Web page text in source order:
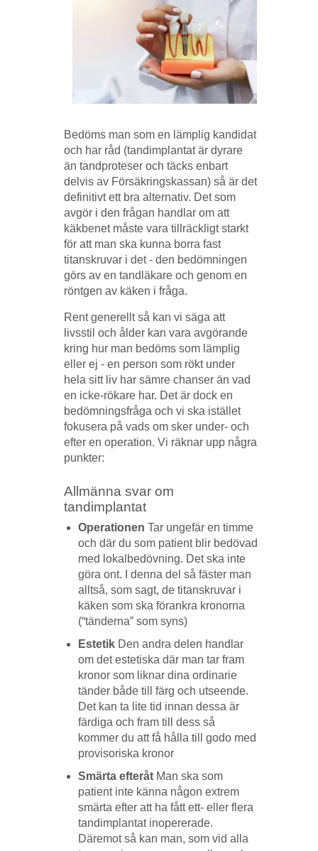
Bedöms man som en lämplig kandidat
och har råd (tandimplantat är dyrare
än tandproteser och täcks enbart
delvis av Försäkringskassan) så är det
definitivt ett bra alternativ. Det som
avgör i den frågan handlar om att
käkbenet måste vara tillräckligt starkt
för att man ska kunna borra fast
titanskruvar i det - den bedömningen
görs av en tandläkare och genom en
röntgen av käken i fråga.
Rent generellt så kan vi säga att
livsstil och ålder kan vara avgörande
kring hur man bedöms som lämplig
eller ej - en person som rökt under
hela sitt liv har sämre chanser än vad
en icke-rökare har. Det är dock en
bedömningsfråga och vi ska istället
fokusera på vads om sker under- och
efter en operation. Vi räknar upp några
punkter:
Allmänna svar om
tandimplantat
OperationenTar ungefär en timme
och där du som patient blir bedövad
med lokalbedövning. Det ska inte
göra ont. I denna del så fäster man
alltså, som sagt, de titanskruvar i
käken som ska förankra kronorna
(“tänderna” som syns)
Estetik Den andra delen handlar
om det estetiska där man tar fram
kronor som liknar dina ordinarie
tänder både till färg och utseende.
Det kan ta lite tid innan dessa är
färdiga och fram till dess så
kommer du att få hålla till godo med
provisoriska kronor
Smärta efteråt Man ska som
patient inte känna någon extrem
smärta efter att ha fått ett- eller flera
tandimplantat inopererade.
Däremot så kan man, som vid alla